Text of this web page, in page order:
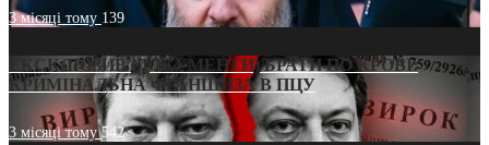
3 місяці тому 139
ЕКСКЛЮЗИВ (ДОКУМЕНТИ)/БРАТИ ПО КРОВІ:
КРИМІНАЛЬНА ФРАНШИЗА В ПЦУ
3 місяці тому542